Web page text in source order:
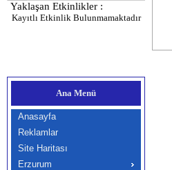
Yaklaşan Etkinlikler :
Kayıtlı Etkinlik Bulunmamaktadır
Ana Menü
Anasayfa
Reklamlar
Site Haritası
Erzurum